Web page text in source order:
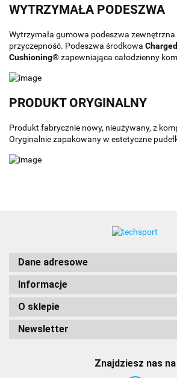
WYTRZYMAŁA PODESZWA
Wytrzymała gumowa podeszwa
przyczepność. Podeszwa środkowa Charged
Cushioning®zapewniająca całodzienny
PRODUKT ORYGINALNY
Produkt fabrycznie nowy, nieużywany, z
Oryginalnie zapakowany w estetyczne
Dane adresowe
Informacje
O sklepie
Newsletter
Znajdziesz nas na